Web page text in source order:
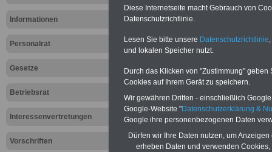
Informationen
Personalrat
Gesetze
Betriebsrat
Interessenvertretungen
Vorschriften
Diese Internetseite macht Gebrauch von
Datenschutzrichtlinie.
Lesen Sie bitte unsere Datenschutzrichtlinie
und lokalen Speicher nutzt.
Durch das Klicken von "Zustimmung"
Cookies auf Ihrem Gerät zu speichern.
Wir gewähren Dritten - einschließlich
Google-Website "Datenschutzerklärung &
Google ihre personenbezogenen Daten
Dürfen wir Ihre Daten nutzen, um
erheben Daten und verwenden